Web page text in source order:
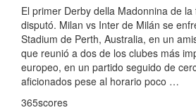
El primer Derby della Madonnina de
disputó. Milan vs Inter de Milán se
Stadium de Perth, Australia, en un
que reunió a dos de los clubes más
europeo, en un partido seguido de
aficionados pese al horario poco …
365scores